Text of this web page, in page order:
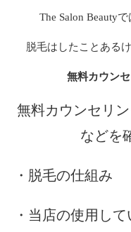
The Salon Beauty
脱毛はしたことある
無料カウン
無料カウンセリ
などを
・脱毛の仕組み
・当店の使用し